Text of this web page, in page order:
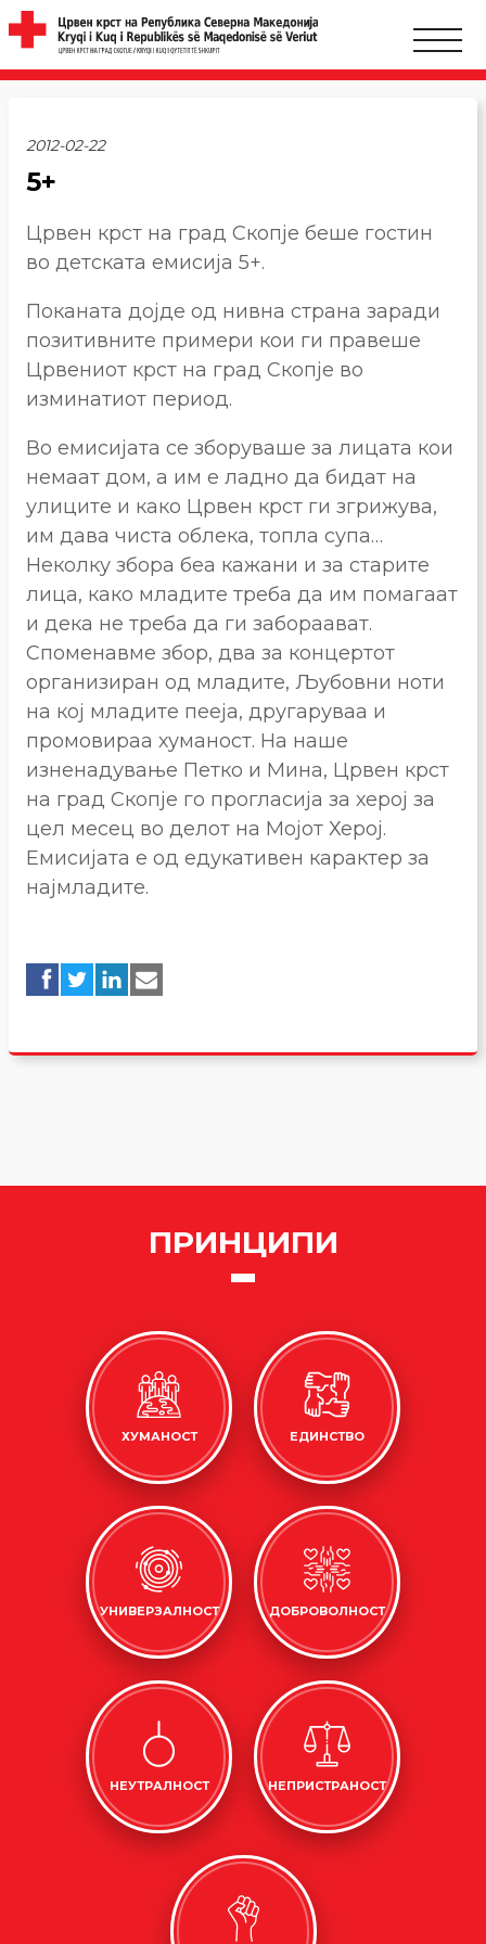
2012-02-22
5+
Црвен крст на град Скопје беше гостин
во детската емисија 5+.
Поканата дојде од нивна страна заради
позитивните примери кои ги правеше
Црвениот крст на град Скопје во
изминатиот период.
Во емисијата се зборуваше за лицата кои
немаат дом, а им е ладно да бидат на
улиците и како Црвен крст ги згрижува,
им дава чиста облека, топла супа…
Неколку збора беа кажани и за старите
лица, како младите треба да им помагаат
и дека не треба да ги забораават.
Споменавме збор, два за концертот
организиран од младите, Љубовни ноти
на кој младите пееја, другаруваа и
промовираа хуманост. На наше
изненадување Петко и Мина, Црвен крст
на град Скопје го прогласија за херој за
цел месец во делот на Мојот Херој.
Емисијата е од едукативен карактер за
најмладите.
ПРИНЦИПИ
ХУМАНОСТ ЕДИНСТВО
УНИВЕРЗАЛНОСТ ДОБРОВОЛНОСТ
НЕУТРАЛНОСТ НЕПРИСТРАНОСТ